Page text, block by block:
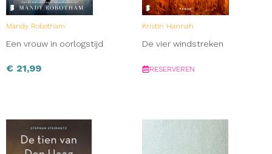
Mandy Robotham
Een vrouw in oorlogstijd
€ 21,99
Kristin Hannah
De vier windstreken
RESERVEREN